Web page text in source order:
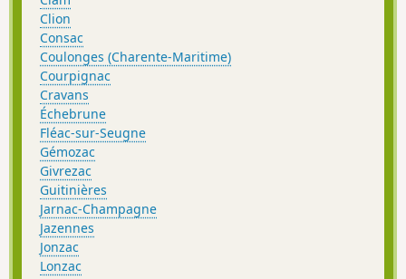
Clion
Consac
Coulonges (Charente-Maritime)
Courpignac
Cravans
Échebrune
Fléac-sur-Seugne
Gémozac
Givrezac
Guitinières
Jarnac-Champagne
Jazennes
Jonzac
Lonzac